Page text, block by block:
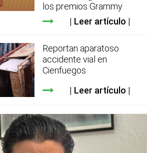
los premios Grammy
Leer artículo
Reportan aparatoso
accidente vial en
Cienfuegos
Leer artículo